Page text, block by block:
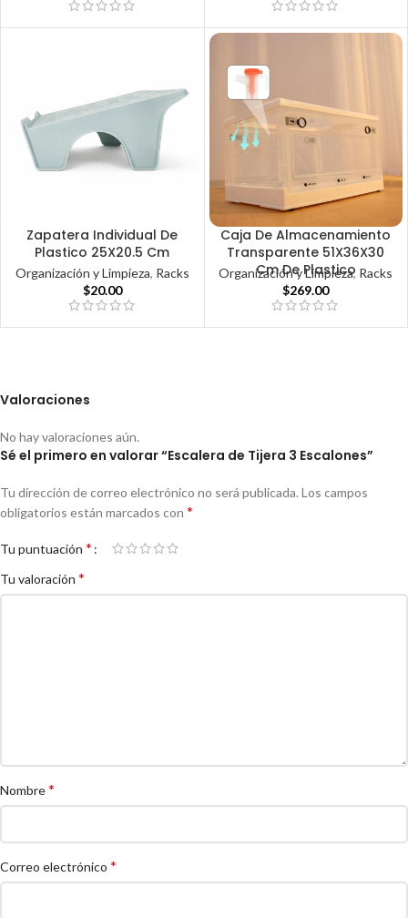
Zapatera Individual De
Plastico 25X20.5 Cm
Organización y Limpieza, Racks
$20.00
Caja De Almacenamiento
Transparente 51X36X30
Cm De Plastico
Organización y Limpieza, Racks
$269.00
Valoraciones
No hay valoraciones aún.
Sé el primero en valorar “Escalera de Tijera 3 Escalones”
Tu dirección de correo electrónico no será publicada. Los campos
obligatorios están marcados con *
Tu puntuación *
Tu valoración *
Nombre*
Correo electrónico *